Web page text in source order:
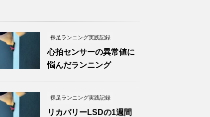
裸足ランニング実践記録
心拍センサーの異常値に
悩んだランニング
裸足ランニング実践記録
リカバリーLSDの1週間